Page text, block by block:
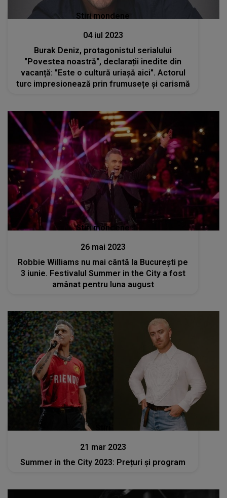
Stiri mondene
04 iul 2023
Burak Deniz, protagonistul serialului
"Povestea noastră", declarații inedite din
vacanță: "Este o cultură uriașă aici". Actorul
turc impresionează prin frumusețe și carismă
Stiri mondene
26 mai 2023
Robbie Williams nu mai cântă la București pe
3 iunie. Festivalul Summer in the City a fost
amânat pentru luna august
21 mar 2023
Summer in the City 2023: Prețuri și program